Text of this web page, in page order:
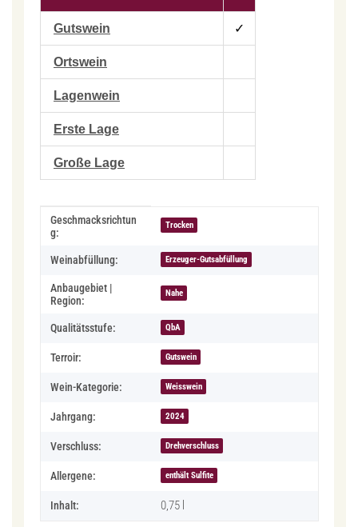
Gutswein ✓
Ortswein
Lagenwein
Erste Lage
Große Lage
Produkteigenschaft
Wert
Geschmacksrichtun
g:
Trocken
Weinabfüllung: Erzeuger-Gutsabfüllung
Anbaugebiet |
Region:
Nahe
Qualitätsstufe: QbA
Terroir: Gutswein
Wein-Kategorie: Weisswein
Jahrgang: 2024
Verschluss: Drehverschluss
Allergene: enthält Sulfite
Inhalt: 0,75 l